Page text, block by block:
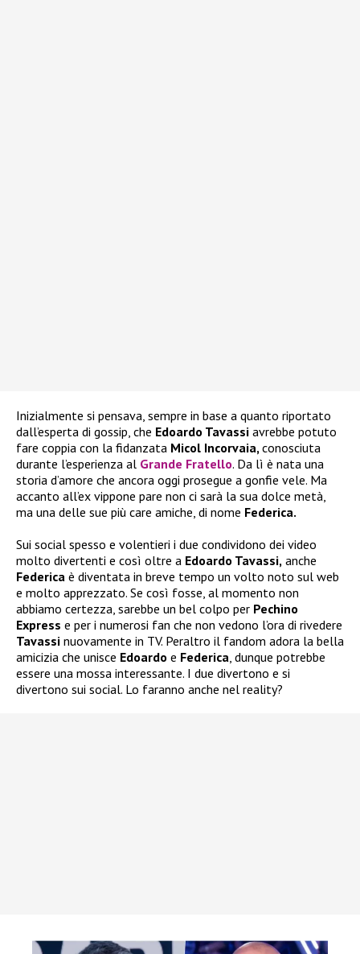
Inizialmente si pensava, sempre in base a quanto riportato
dall’esperta di gossip, che Edoardo Tavassi avrebbe potuto
fare coppia con la fidanzata Micol Incorvaia, conosciuta
durante l’esperienza al Grande Fratello. Da lì è nata una
storia d’amore che ancora oggi prosegue a gonfie vele. Ma
accanto all’ex vippone pare non ci sarà la sua dolce metà,
ma una delle sue più care amiche, di nome Federica.
Sui social spesso e volentieri i due condividono dei video
molto divertenti e così oltre a Edoardo Tavassi, anche
Federica è diventata in breve tempo un volto noto sul web
e molto apprezzato. Se così fosse, al momento non
abbiamo certezza, sarebbe un bel colpo per Pechino
Express e per i numerosi fan che non vedono l’ora di rivedere
Tavassi nuovamente in TV. Peraltro il fandom adora la bella
amicizia che unisce Edoardo e Federica , dunque potrebbe
essere una mossa interessante. I due divertono e si
divertono sui social. Lo faranno anche nel reality?